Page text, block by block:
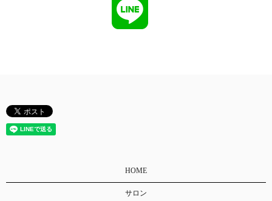
HOME
サロン